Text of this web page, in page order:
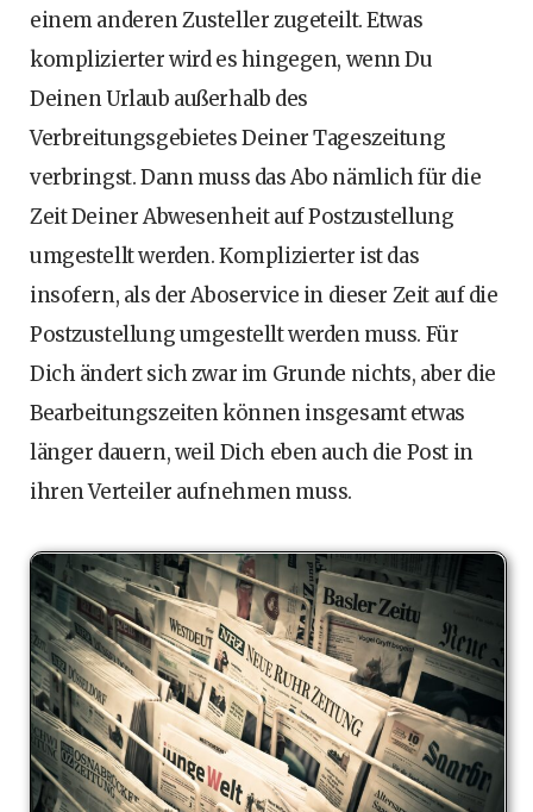
einem anderen Zusteller zugeteilt. Etwas
komplizierter wird es hingegen, wenn Du
Deinen Urlaub außerhalb des
Verbreitungsgebietes Deiner Tageszeitung
verbringst. Dann muss das Abo nämlich für die
Zeit Deiner Abwesenheit auf Postzustellung
umgestellt werden. Komplizierter ist das
insofern, als der Aboservice in dieser Zeit auf die
Postzustellung umgestellt werden muss. Für
Dich ändert sich zwar im Grunde nichts, aber die
Bearbeitungszeiten können insgesamt etwas
länger dauern, weil Dich eben auch die Post in
ihren Verteiler aufnehmen muss.